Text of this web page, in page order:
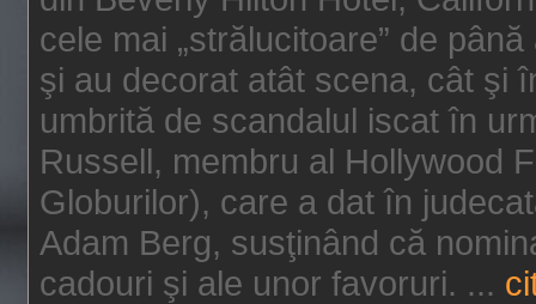
cele mai „strălucitoare” de
şi au decorat atât scena, cât şi
umbrită de scandalul iscat în
Russell, membru al Hollywood
Globurilor), care a dat în
Adam Berg, susţinând că
cadouri şi ale unor favoruri. ...